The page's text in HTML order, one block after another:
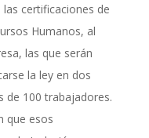
certificaciones de
Humanos, al
las que serán
la ley en dos
de 100 trabajadores.
que esos